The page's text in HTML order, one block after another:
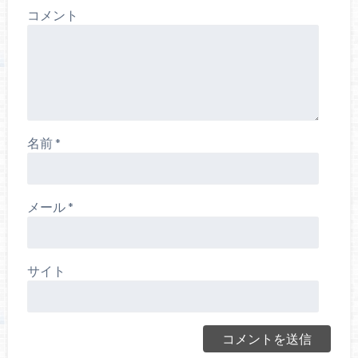
コメント
名前*
メール*
サイト